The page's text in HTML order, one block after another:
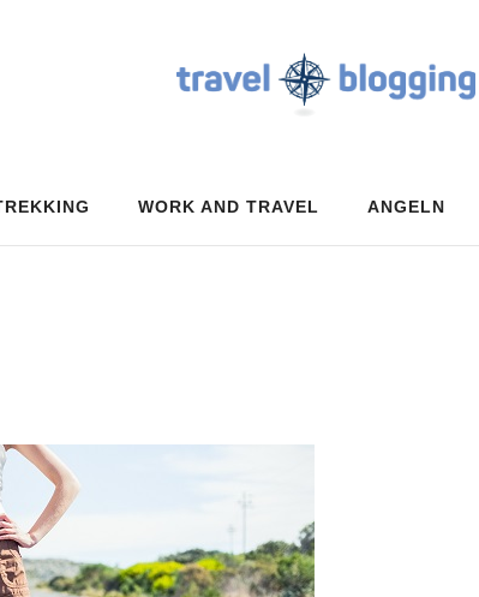
WORK AND TRAVEL ANGELN